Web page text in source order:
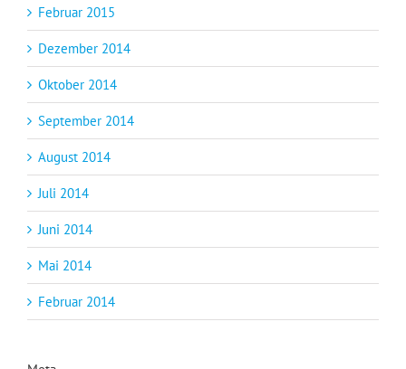
Februar 2015
Dezember 2014
Oktober 2014
September 2014
August 2014
Juli 2014
Juni 2014
Mai 2014
Februar 2014